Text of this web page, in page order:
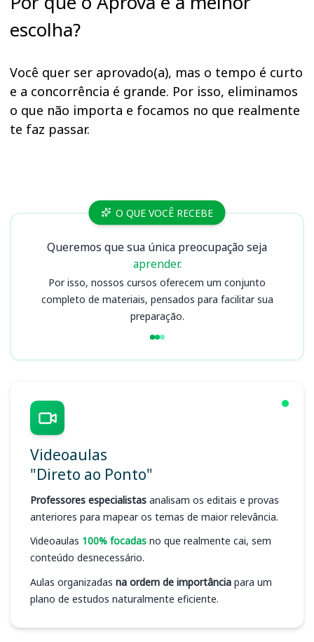
escolha?
Você quer ser aprovado(a), mas o tempo é curto
e a concorrência é grande. Por isso, eliminamos
o que não importa e focamos no que realmente
te faz passar.
Cursos O QUE VOCÊ RECEBE
Queremos que sua única preocupação seja
aprender.
Por isso, nossos cursos oferecem um conjunto
completo de materiais, pensados para facilitar sua
preparação.
Videoaulas
"Direto ao Ponto"
Professores especialistas analisam os editais e provas
anteriores para mapear os temas de maior relevância.
Videoaulas 100% focadas no que realmente cai, sem
conteúdo desnecessário.
Aulas organizadas na ordem de importância para um
plano de estudos naturalmente eficiente.